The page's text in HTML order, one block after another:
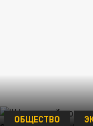
ОБЩЕСТВО